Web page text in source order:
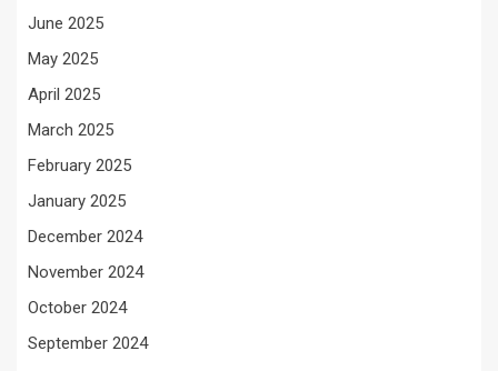
June 2025
May 2025
April 2025
March 2025
February 2025
January 2025
December 2024
November 2024
October 2024
September 2024